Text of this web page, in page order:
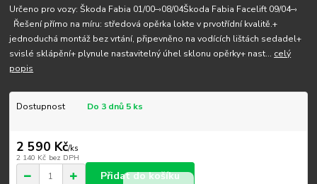
Určeno pro vozy: Škoda Fabia 01/00–›08/04Škoda Fabia Facelift 09/04–›
Řešení přímo na míru: středová opěrka lokte v prvotřídní kvalitě.+
jednoduchá montáž bez vrtání, připevněno na vodících lištách sedadel+
svislé sklápění+ plynule nastavitelný úhel sklonu opěrky+ nast... celý
popis
Dostupnost Do 3 dnů 5 ks
2 590 Kč/ks
2 140 Kč bez DPH
Přidat do košíku